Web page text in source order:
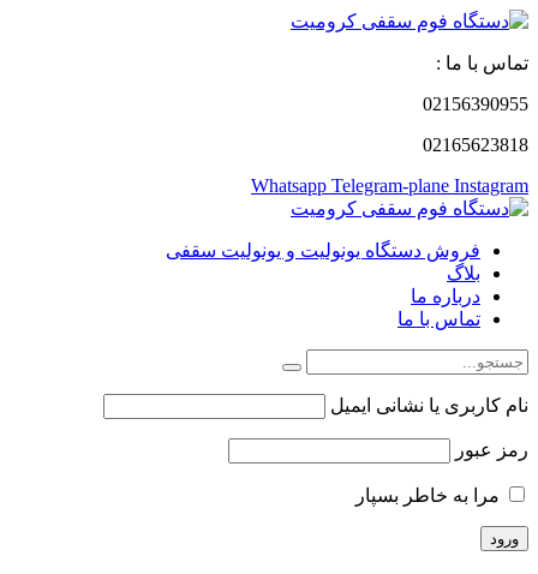
تماس با ما :
02156390955
02165623818
Whatsapp Telegram-plane Instagram
فروش دستگاه یونولیت و یونولیت سقفی
بلاگ
درباره ما
تماس با ما
نام کاربری یا نشانی ایمیل
رمز عبور
مرا به خاطر بسپار